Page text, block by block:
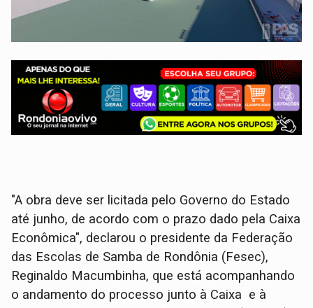
"A obra deve ser licitada pelo Governo do Estado
até junho, de acordo com o prazo dado pela Caixa
Econômica", declarou o presidente da Federação
das Escolas de Samba de Rondônia (Fesec),
Reginaldo Macumbinha, que está acompanhando
o andamento do processo junto à Caixa e à